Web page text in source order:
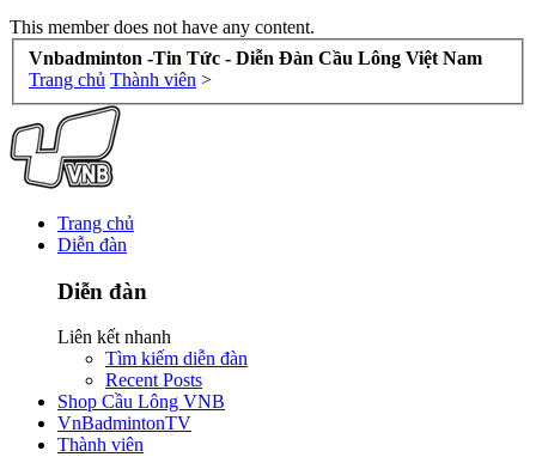
This member does not have any content.
Vnbadminton -Tin Tức - Diễn Đàn Cầu Lông Việt Nam
Trang chủ Thành viên >
Trang chủ
Diễn đàn
Diễn đàn
Liên kết nhanh
Tìm kiếm diễn đàn
Recent Posts
Shop Cầu Lông VNB
VnBadmintonTV
Thành viên